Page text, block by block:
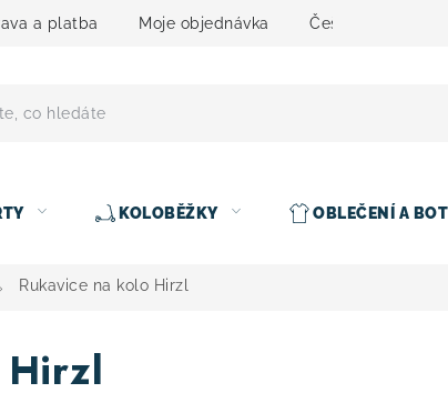
a platba Moje objednávka Čeština
KOLOBĚŽKY OBLEČENÍ A
Rukavice na kolo Hirzl
Hirzl